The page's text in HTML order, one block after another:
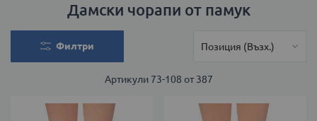
Дамски чорапи от памук
Филтри
Артикули 73-108 от387